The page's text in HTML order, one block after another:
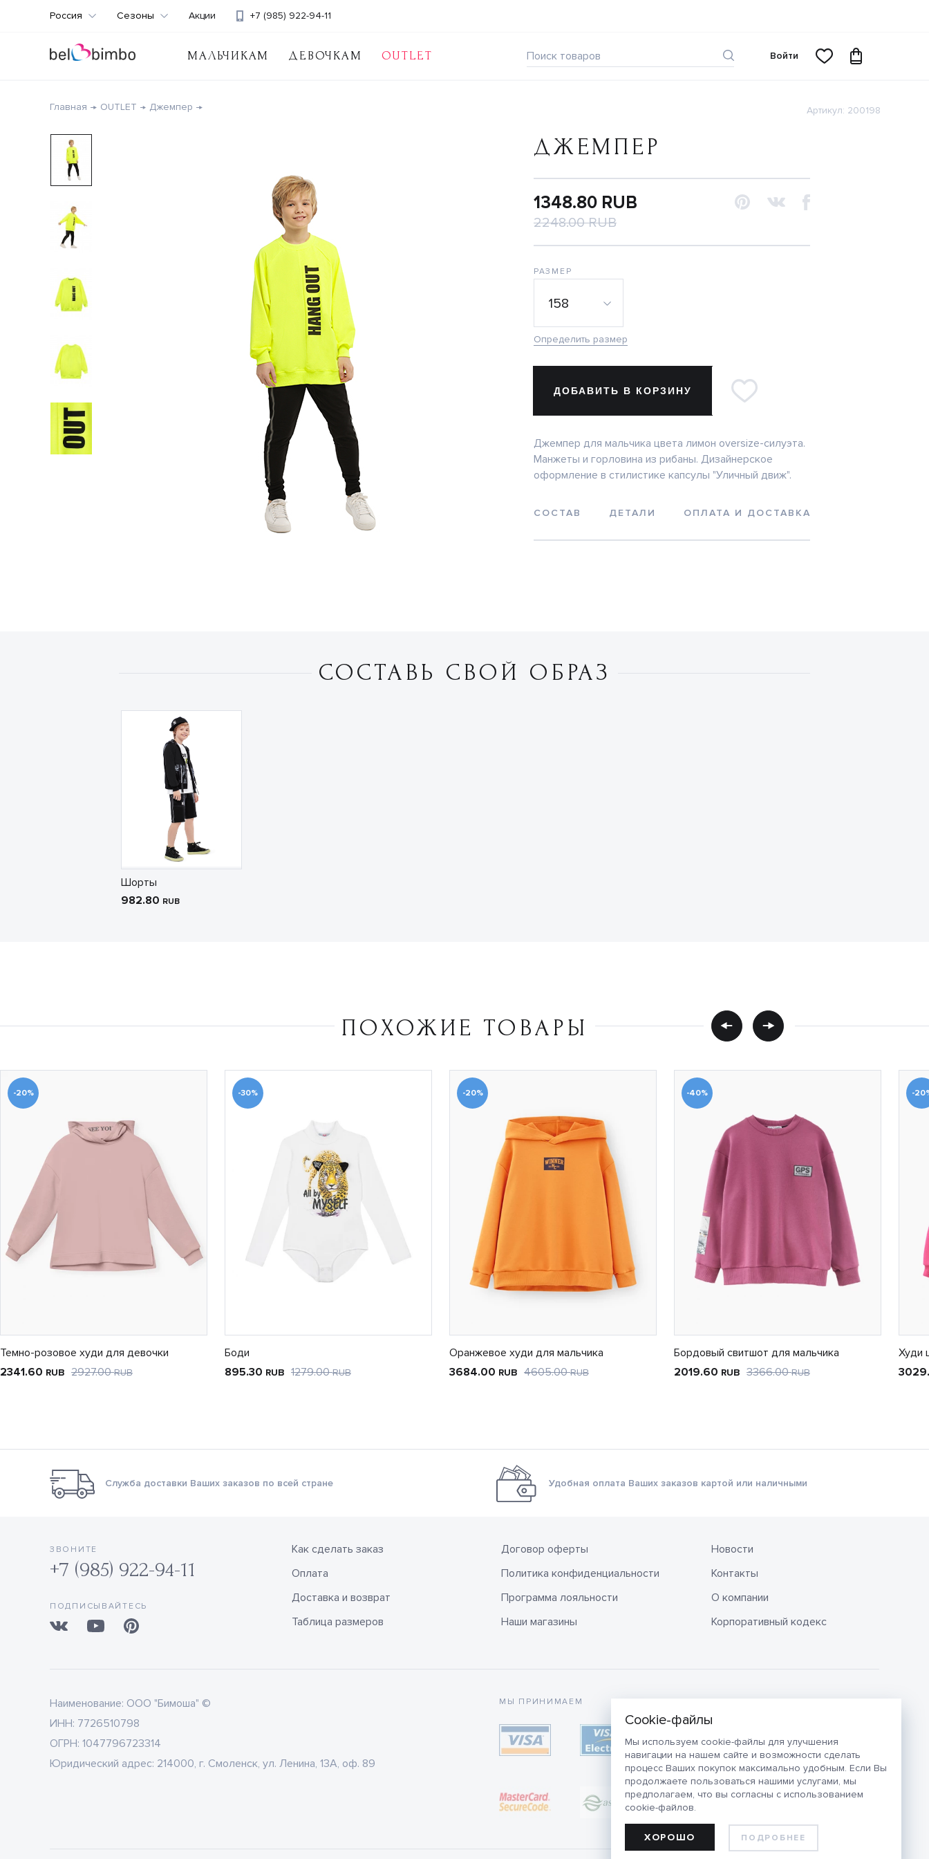
Мы используем cookie-файлы для улучшения
навигации на нашем сайте и возможности сделать
процесс Ваших покупок максимально удобным. Если Вы
продолжаете пользоваться нашими услугами, мы
предполагаем, что вы согласны с использованием
cookie-файлов.
ПОДРОБНЕЕ
ХОРОШО
МАЛЬЧИКАМ ДЕВОЧКАМ OUTLET
+7 (985) 922-94-11
Россия Сезоны Акции
Войти
Главная OUTLET Джемпер Артикул: 200198
ДЖЕМПЕР
1348.80 RUB
2248.00 RUB
РАЗМЕР
158
Определить размер
ДОБАВИТЬ В КОРЗИНУ
Джемпер для мальчика цвета лимон oversize-силуэта.
Манжеты и горловина из рибаны. Дизайнерское
оформление в стилистике капсулы "Уличный движ".
СОСТАВ ДЕТАЛИ ОПЛАТА И ДОСТАВКА
СОСТАВЬ СВОЙ ОБРАЗ
Шорты
982.80 RUB
ПОХОЖИЕ ТОВАРЫ
-20%
Темно-розовое худи для девочки
2341.60 RUB 2927.00RUB
-30%
Боди
895.30 RUB 1279.00RUB
-20%
Оранжевое худи для мальчика
3684.00 RUB 4605.00RUB
-40%
Бордовый свитшот для мальчика
2019.60 RUB 3366.00RUB
-
Худи
Служба доставки Ваших заказов по всей стране Удобная оплата Ваших заказов картой или наличными
ЗВОНИТЕ
+7 (985) 922-94-11
ПОДПИСЫВАЙТЕСЬ
Как сделать заказ
Оплата
Доставка и возврат
Таблица размеров
Договор оферты
Политика конфиденциальности
Программа лояльности
Наши магазины
Новости
Контакты
О компании
Корпоративный кодекс
Наименование: ООО "Бимоша" ©
ИНН: 7726510798
ОГРН: 1047796723314
Юридический адрес: 214000, г. Смоленск, ул. Ленина, 13А, оф. 89
МЫ ПРИНИМАЕМ